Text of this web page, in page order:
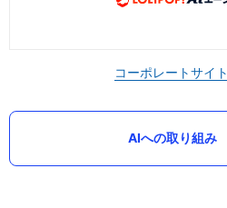
コーポレートサイト
AIへの取り組み